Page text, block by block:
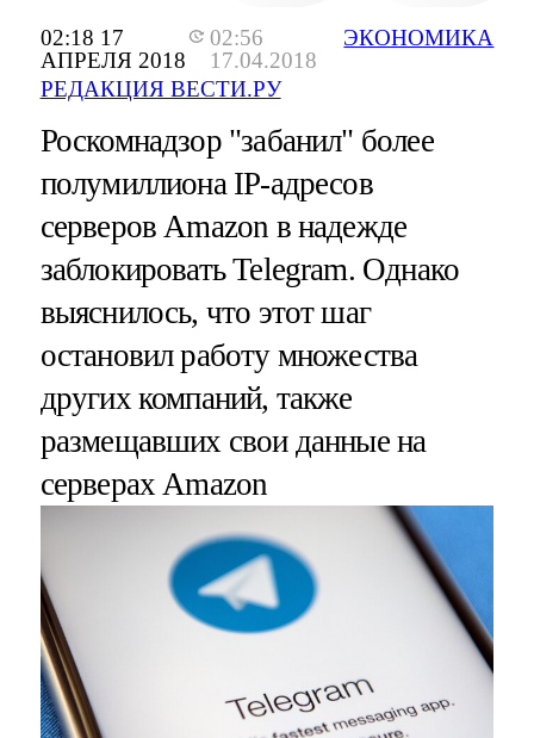
02:18 17
АПРЕЛЯ 2018
02:56
17.04.2018
РЕДАКЦИЯ ВЕСТИ.РУ
ЭКОНОМИКА
Роскомнадзор "забанил" более
полумиллиона IP-адресов
серверов Amazon в надежде
заблокировать Telegram. Однако
выяснилось, что этот шаг
остановил работу множества
других компаний, также
размещавших свои данные на
серверах Amazon